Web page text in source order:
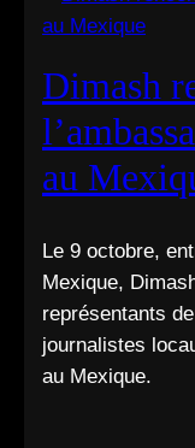
Dimash
au
Le 9 octobre,
Mexique,
représentants
journalistes
au Mexique.